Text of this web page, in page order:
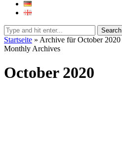
Search
Startseite » Archive für October 2020
Monthly Archives
October 2020